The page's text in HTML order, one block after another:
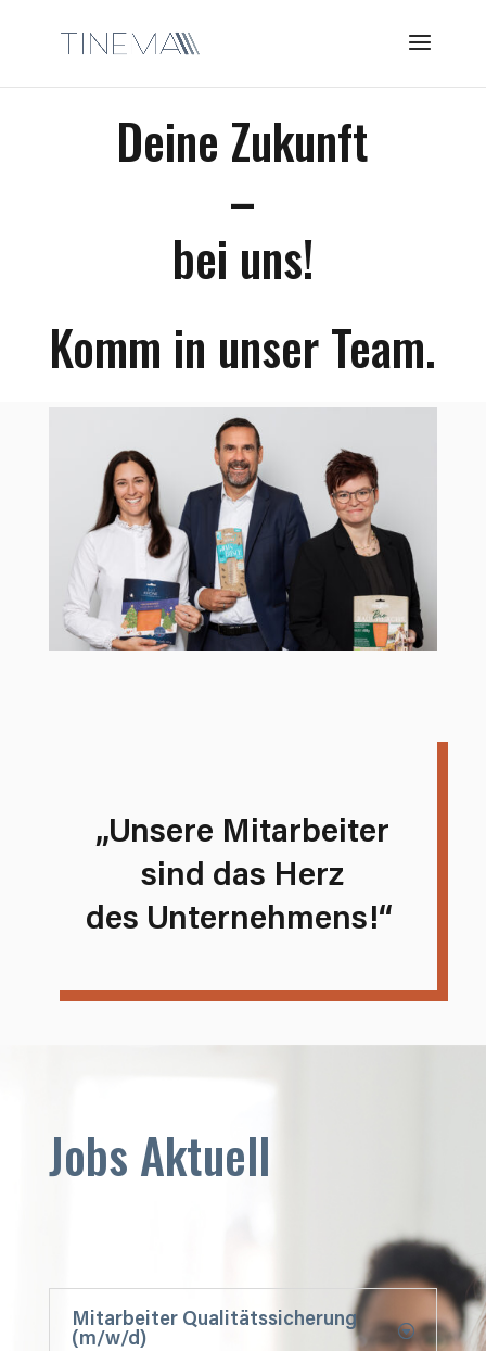
Deine Zukunft
–
bei uns!
Komm in unser Team.
„Unsere Mitarbeiter
sind das Herz
des Unternehmens!“
Jobs Aktuell
Mitarbeiter Qualitätssicherung
(m/w/d)